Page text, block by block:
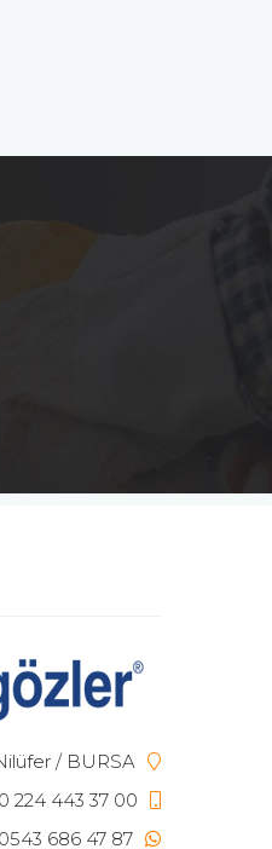
/ BURSA
0 224 443 37 00
0543 686 47 87